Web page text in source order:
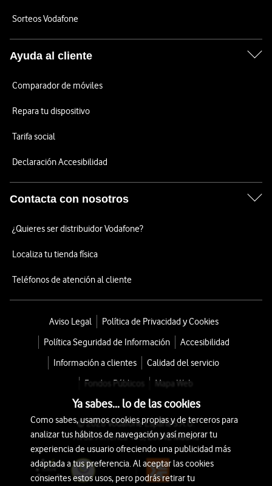
Sorteos Vodafone
Ayuda al cliente
Comparador de móviles
Repara tu dispositivo
Tarifa social
Declaración Accesibilidad
Contacta con nosotros
¿Quieres ser distribuidor Vodafone?
Localiza tu tienda física
Teléfonos de atención al cliente
Aviso Legal
Política de Privacidad y Cookies
Política Seguridad de Información
Accesibilidad
Información a clientes
Calidad del servicio
Fondos Públicos
Mapa Web
© 2026 Vodafone España S.A.U.
Avda. América 115, 28042 Madrid
Ya sabes... lo de las cookies
Como sabes, usamos cookies propias y de terceros para
analizar tus hábitos de navegación y así mejorar tu
experiencia de usuario ofreciendo una publicidad más
adaptada a tus preferencia. Al aceptar las cookies
consientes estos usos, pero podrás retirar tu